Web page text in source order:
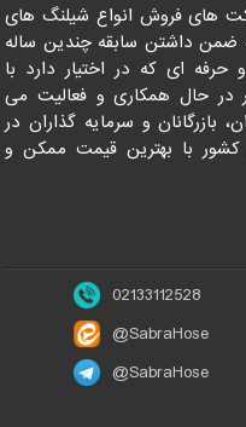
های فروش انواع شیلنگ های
ضمن داشتن سابقه چندین ساله
ای که در اختیار دارد با
در حال همکاری و فعالیت می
و سرمایه گذاران در
با بهترین قیمت ممکن و
02133112528
@SabraHose
@SabraHose
021-33112528